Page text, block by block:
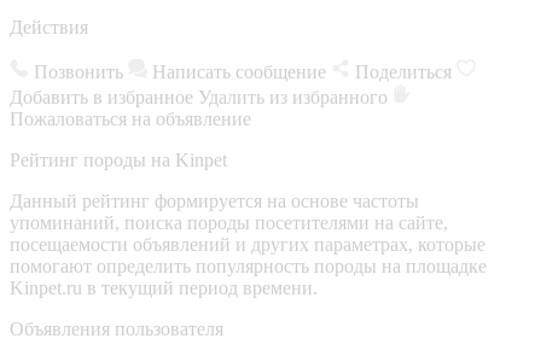
Действия
Позвонить Написать сообщение
Поделиться
Добавить в избранное Удалить из избранного
Пожаловаться на объявление
Рейтинг породы на Kinpet
Данный рейтинг формируется на основе частоты
упоминаний, поиска породы посетителями на сайте,
посещаемости объявлений и других параметрах, которые
помогают определить популярность породы на площадке
Kinpet.ru в текущий период времени.
Объявления пользователя